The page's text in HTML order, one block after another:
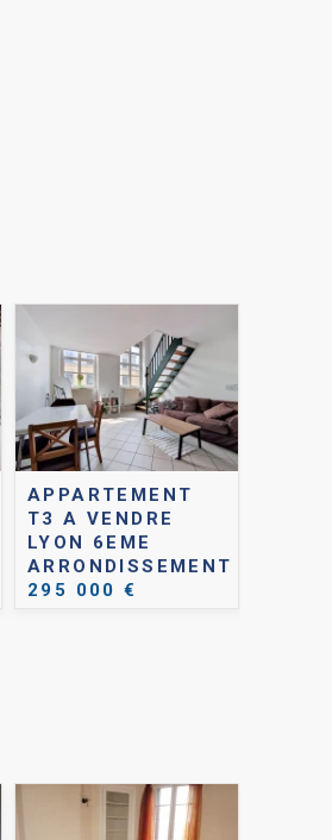
APPARTEMENT
T3 A VENDRE
LYON 6EME
ARRONDISSEMENT
295 000 €